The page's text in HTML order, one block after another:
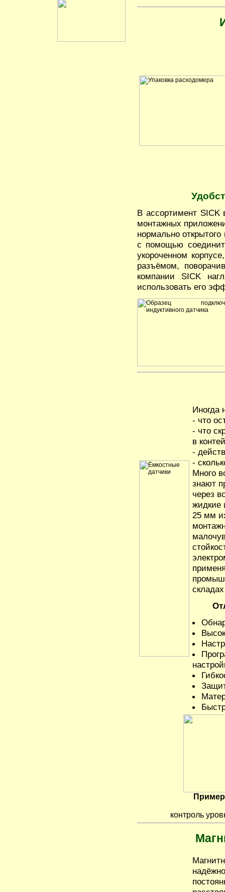
В ассортимент SICK
монтажных
нормально
с помощью
укороченном
разъёмом,
компании SICK
использовать его
Иногда
- что
- что
в
-
-
Много
знают
через
жидкие
25 мм
контроль